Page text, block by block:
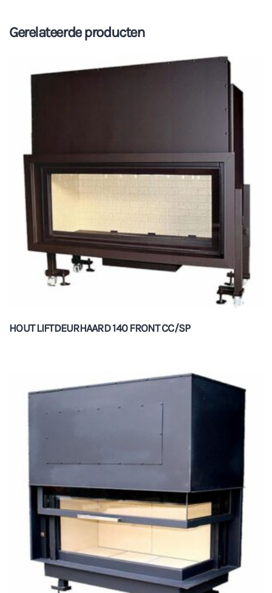
Gerelateerde producten
HOUT LIFTDEURHAARD 140 FRONT CC/SP